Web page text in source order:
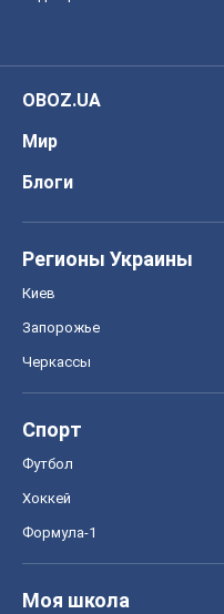
OBOZ.UA
Мир
Блоги
Регионы Украины
Киев
Запорожье
Черкассы
Спорт
Футбол
Хоккей
Формула-1
Моя школа